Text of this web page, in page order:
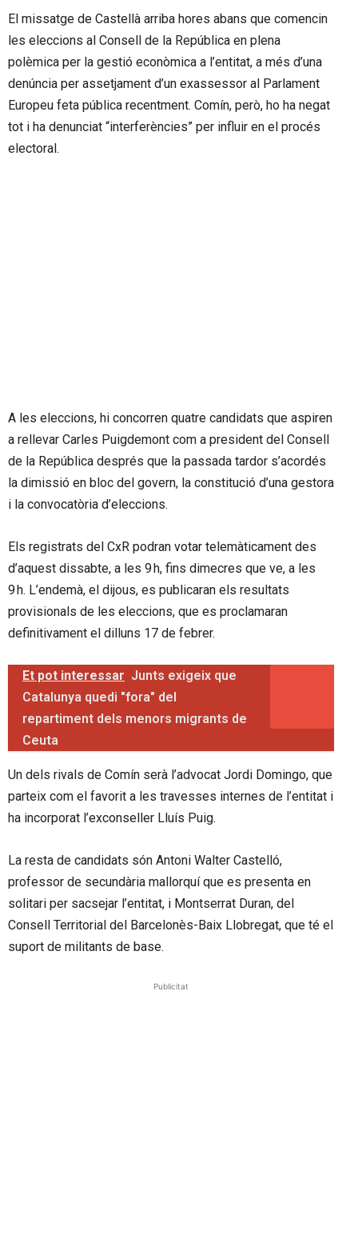
El missatge de Castellà arriba hores abans que comencin
les eleccions al Consell de la República en plena
polèmica per la gestió econòmica a l’entitat, a més d’una
denúncia per assetjament d’un exassessor al Parlament
Europeu feta pública recentment. Comín, però, ho ha negat
tot i ha denunciat “interferències” per influir en el procés
electoral.
A les eleccions, hi concorren quatre candidats que aspiren
a rellevar Carles Puigdemont com a president del Consell
de la República després que la passada tardor s’acordés
la dimissió en bloc del govern, la constitució d’una gestora
i la convocatòria d’eleccions.
Els registrats del CxR podran votar telemàticament des
d’aquest dissabte, a les 9 h, fins dimecres que ve, a les
9 h. L’endemà, el dijous, es publicaran els resultats
provisionals de les eleccions, que es proclamaran
definitivament el dilluns 17 de febrer.
Et pot interessar Junts exigeix que
Catalunya quedi "fora" del
repartiment dels menors migrants de
Ceuta
Un dels rivals de Comín serà l’advocat Jordi Domingo, que
parteix com el favorit a les travesses internes de l’entitat i
ha incorporat l’exconseller Lluís Puig.
La resta de candidats són Antoni Walter Castelló,
professor de secundària mallorquí que es presenta en
solitari per sacsejar l’entitat, i Montserrat Duran, del
Consell Territorial del Barcelonès-Baix Llobregat, que té el
suport de militants de base.
Publicitat